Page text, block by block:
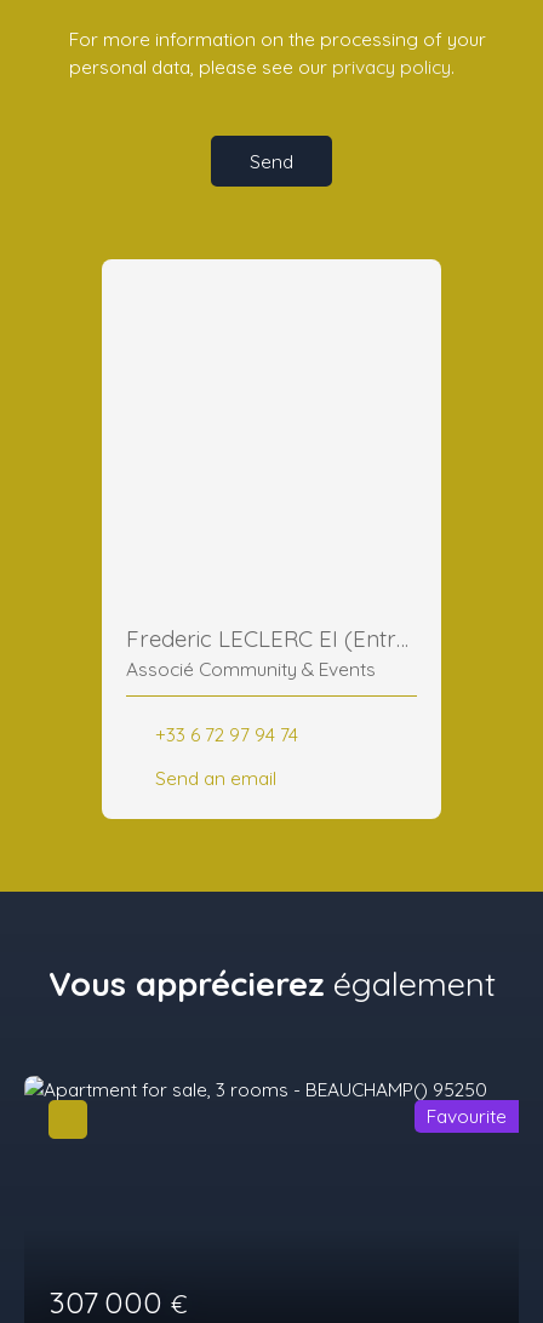
For more information on the processing of your
personal data, please see our privacy policy.
Send
Frederic LECLERC EI (Entreprise Individuelle)
Associé Community & Events
+33 6 72 97 94 74
Send an email
Vous apprécierez également
307 000 €
Favourite